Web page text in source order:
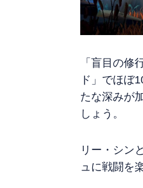
「盲目の
ド」でほぼ
たな深みが
しょう。
リー・シン
ュに戦闘を